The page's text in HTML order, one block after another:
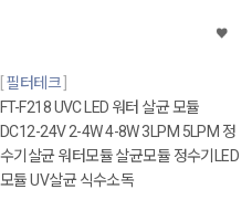
필터테크
FT-F218 UVC LED 워터 살균 모듈
DC12-24V 2-4W 4-8W 3LPM 5LPM 정
수기살균 워터모듈 살균모듈 정수기LED
모듈 UV살균 식수소독